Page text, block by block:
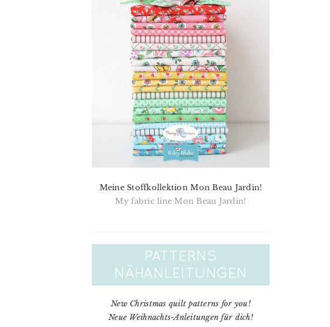
Meine Stoffkollektion Mon Beau Jardin!
My fabric line Mon Beau Jardin!
New Christmas quilt patterns for you!
Neue Weihnachts-Anleitungen für dich!